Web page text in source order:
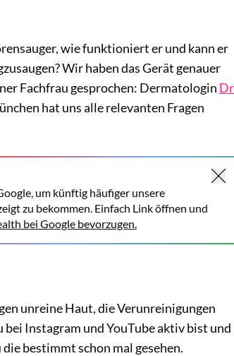
wie funktioniert er und kann er
Wir haben das Gerät genauer
Fachfrau gesprochen: Dermatologin
hat uns alle relevanten Fragen
um künftig häufiger unsere
zu bekommen. Einfach Link öffnen und
bei Google bevorzugen.
unreine Haut, die Verunreinigungen
Instagram und YouTube aktiv bist und
bestimmt schon mal gesehen.